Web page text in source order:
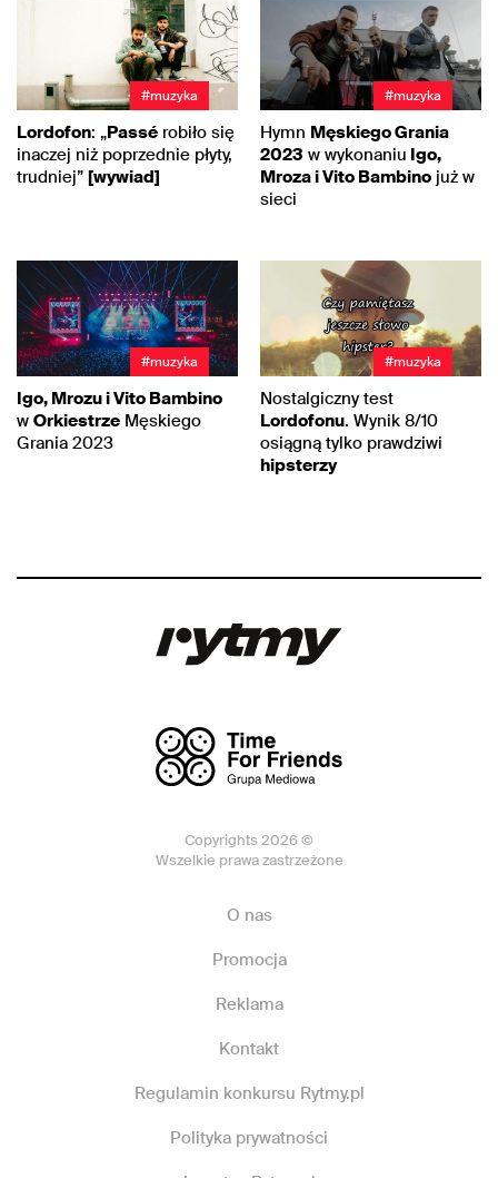
#muzyka
Lordofon: „Passé robiło się
inaczej niż poprzednie płyty,
trudniej” [wywiad]
#muzyka
Hymn Męskiego Grania
2023 w wykonaniu Igo,
Mroza i Vito Bambino już w
sieci
#muzyka
Igo, Mrozu i Vito Bambino
w Orkiestrze Męskiego
Grania 2023
#muzyka
Nostalgiczny test
Lordofonu. Wynik 8/10
osiągną tylko prawdziwi
hipsterzy
Copyrights 2026 ©
Wszelkie prawa zastrzeżone
O nas
Promocja
Reklama
Kontakt
Regulamin konkursu Rytmy.pl
Polityka prywatności